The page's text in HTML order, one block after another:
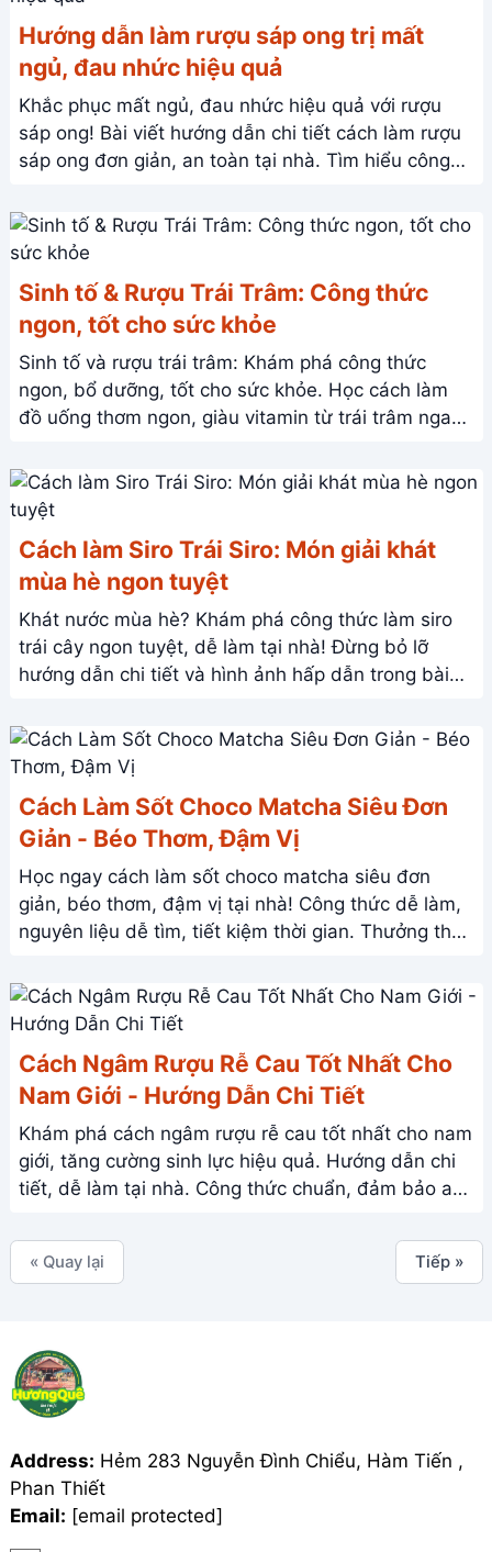
Hướng dẫn làm rượu sáp ong trị mất
ngủ, đau nhức hiệu quả
Khắc phục mất ngủ, đau nhức hiệu quả với rượu
sáp ong! Bài viết hướng dẫn chi tiết cách làm rượu
sáp ong đơn giản, an toàn tại nhà. Tìm hiểu công
Sinh tố & Rượu Trái Trâm: Công thức
ngon, tốt cho sức khỏe
Sinh tố và rượu trái trâm: Khám phá công thức
ngon, bổ dưỡng, tốt cho sức khỏe. Học cách làm
đồ uống thơm ngon, giàu vitamin từ trái trâm ngay
Cách làm Siro Trái Siro: Món giải khát
mùa hè ngon tuyệt
Khát nước mùa hè? Khám phá công thức làm siro
trái cây ngon tuyệt, dễ làm tại nhà! Đừng bỏ lỡ
hướng dẫn chi tiết và hình ảnh hấp dẫn trong bài
Cách Làm Sốt Choco Matcha Siêu Đơn
Giản - Béo Thơm, Đậm Vị
Học ngay cách làm sốt choco matcha siêu đơn
giản, béo thơm, đậm vị tại nhà! Công thức dễ làm,
nguyên liệu dễ tìm, tiết kiệm thời gian. Thưởng thức
Cách Ngâm Rượu Rễ Cau Tốt Nhất Cho
Nam Giới - Hướng Dẫn Chi Tiết
Khám phá cách ngâm rượu rễ cau tốt nhất cho nam
giới, tăng cường sinh lực hiệu quả. Hướng dẫn chi
tiết, dễ làm tại nhà. Công thức chuẩn, đảm bảo an
« Quay lại Tiếp »
Address: Hẻm 283 Nguyễn Đình Chiểu, Hàm Tiến ,
Phan Thiết
Email: [email protected]